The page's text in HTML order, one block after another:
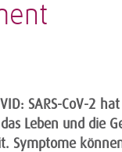
SARS-CoV-2
Leben und die
Symptome